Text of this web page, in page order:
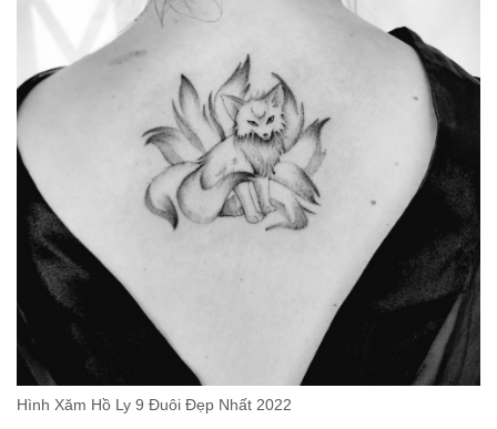
Hình Xăm Hồ Ly 9 Đuôi Đẹp Nhất 2022